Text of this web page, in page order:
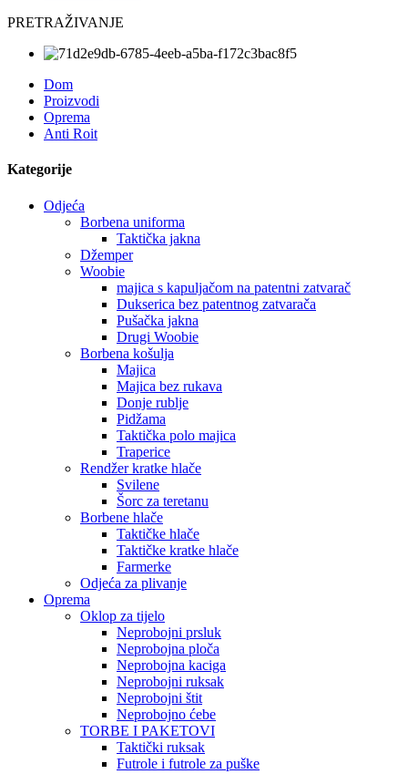
PRETRAŽIVANJE
Dom
Proizvodi
Oprema
Anti Roit
Kategorije
Odjeća
Borbena uniforma
Taktička jakna
Džemper
Woobie
majica s kapuljačom na patentni zatvarač
Dukserica bez patentnog zatvarača
Pušačka jakna
Drugi Woobie
Borbena košulja
Majica
Majica bez rukava
Donje rublje
Pidžama
Taktička polo majica
Traperice
Rendžer kratke hlače
Svilene
Šorc za teretanu
Borbene hlače
Taktičke hlače
Taktičke kratke hlače
Farmerke
Odjeća za plivanje
Oprema
Oklop za tijelo
Neprobojni prsluk
Neprobojna ploča
Neprobojna kaciga
Neprobojni ruksak
Neprobojni štit
Neprobojno ćebe
TORBE I PAKETOVI
Taktički ruksak
Futrole i futrole za puške